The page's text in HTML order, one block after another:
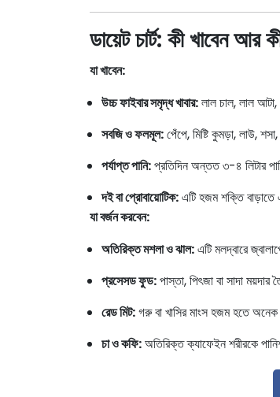
ডায়েট চার্ট: কী খাবেন আর
যা খাবেন:
উচ্চ ফাইবার সমৃদ্ধ খাবার:লাল চাল, লাল
সবজি ও ফলমূল:পেঁপে, মিষ্টি কুমড়া, লাউ,
পর্যাপ্ত পানি:প্রতিদিন অন্তত ৩-৪ লিটার
দই বা প্রোবায়োটিক:এটি হজম শক্তি বাড়াতে
যা বর্জন করবেন:
অতিরিক্ত মশলা ও ঝাল:এটি মলদ্বারে
প্রসেসড ফুড:পাস্তা, পিৎজা বা সাদা ময়দার
রেড মিট:গরু বা খাসির মাংস হজম হতে
চা ও কফি:অতিরিক্ত ক্যাফেইন শরীরকে